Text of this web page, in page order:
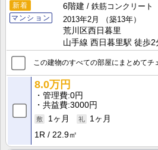
新着
マンション
6階建
鉄筋コンクリート
2013年2月
（築13年）
荒川区西日暮里
山手線 西日暮里駅 徒歩2
この建物のすべての部屋にまとめてチ
8.0万円
管理費 0円
共益費 3000円
1ヶ月
1ヶ月
1R
22.9㎡